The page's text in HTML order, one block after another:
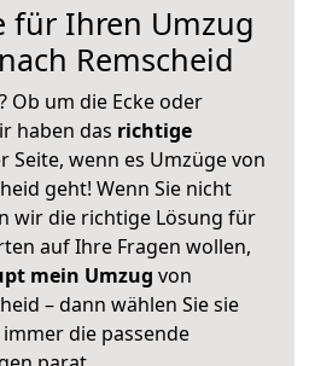
für Ihren Umzug
Remscheid
Ob um die Ecke oder
haben das richtige
Seite, wenn es Umzüge von
geht! Wenn Sie nicht
wir die richtige Lösung für
auf Ihre Fragen wollen,
mein Umzug von
– dann wählen Sie sie
die passende